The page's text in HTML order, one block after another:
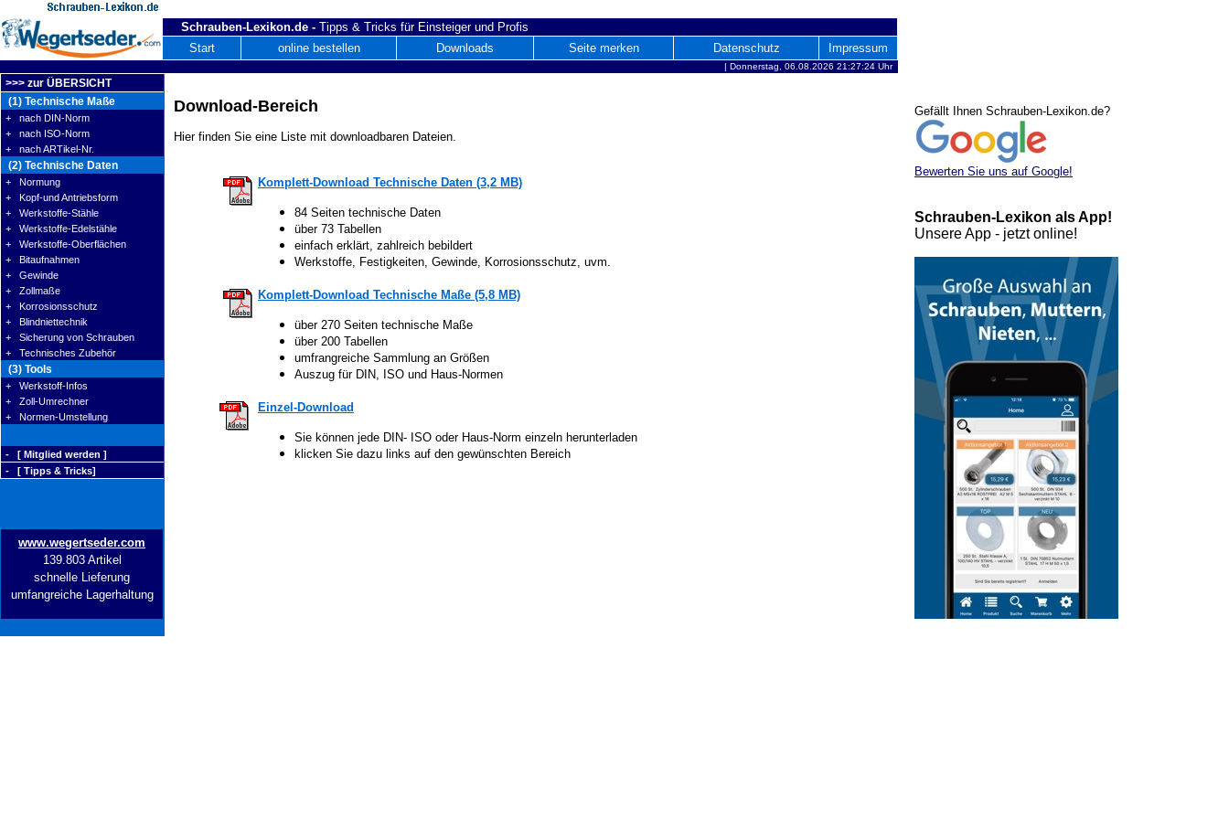
Schrauben-Lexikon.de - Tipps & Tricks für Einsteiger und Profis
Start
online bestellen Downloads Seite merken Datenschutz Impressum
| Donnerstag, 06.08.2026 21:27:24 Uhr
>>> zur ÜBERSICHT
(1) Technische Maße
+ nach DIN-Norm
+ nach ISO-Norm
+ nach ARTikel-Nr.
(2) Technische Daten
+ Normung
+ Kopf-und Antriebsform
+ Werkstoffe-Stähle
+ Werkstoffe-Edelstähle
+ Werkstoffe-Oberflächen
+ Bitaufnahmen
+ Gewinde
+ Zollmaße
+ Korrosionsschutz
+ Blindniettechnik
+ Sicherung von Schrauben
+ Technisches Zubehör
(3) Tools
+ Werkstoff-Infos
+ Zoll-Umrechner
+ Normen-Umstellung
- [ Mitglied werden ]
- [ Tipps & Tricks]
www.wegertseder.com
139.803 Artikel
schnelle Lieferung
umfangreiche Lagerhaltung
Download-Bereich
Hier finden Sie eine Liste mit downloadbaren Dateien.
Komplett-Download Technische Daten (3,2 MB)
84 Seiten technische Daten
über 73 Tabellen
einfach erklärt, zahlreich bebildert
Werkstoffe, Festigkeiten, Gewinde, Korrosionsschutz, uvm.
Komplett-Download Technische Maße (5,8 MB)
über 270 Seiten technische Maße
über 200 Tabellen
umfrangreiche Sammlung an Größen
Auszug für DIN, ISO und Haus-Normen
Einzel-Download
Sie können jede DIN- ISO oder Haus-Norm einzeln herunterladen
klicken Sie dazu links auf den gewünschten Bereich
Gefällt Ihnen Schrauben-Lexikon.de?
Bewerten Sie uns auf Google!
Schrauben-Lexikon als App!
Unsere App - jetzt online!